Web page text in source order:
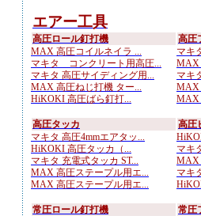
エアー工具
高圧ロール釘打機
MAX 高圧コイルネイラ ...
マキタ コンクリート用高圧...
マキタ 高圧サイディング用...
MAX 高圧ねじ打機 ター...
HiKOKI 高圧ばら釘打...
高圧
マキ
MAX
マキ
MAX
MAX
高圧タッカ
マキタ 高圧4mmエアタッ...
HiKOKI 高圧タッカ（...
マキタ 充電式タッカ ST...
MAX 高圧ステープル用エ...
MAX 高圧ステープル用エ...
高圧
マキ
MAX
マキ
常圧ロール釘打機
常圧